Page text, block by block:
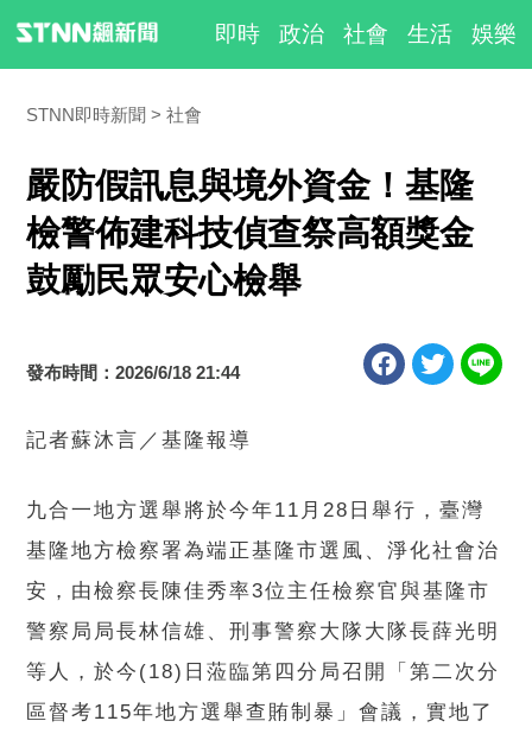
即時 政治 社會 生活 娛樂
STNN即時新聞 社會
嚴防假訊息與境外資金！基隆
檢警佈建科技偵查祭高額獎金
鼓勵民眾安心檢舉
發布時間：2026/6/18 21:44
記者蘇沐言／基隆報導
九合一地方選舉將於今年11月28日舉行，臺灣
基隆地方檢察署為端正基隆市選風、淨化社會治
安，由檢察長陳佳秀率3位主任檢察官與基隆市
警察局局長林信雄、刑事警察大隊大隊長薛光明
等人，於今(18)日蒞臨第四分局召開「第二次分
區督考115年地方選舉查賄制暴」會議，實地了